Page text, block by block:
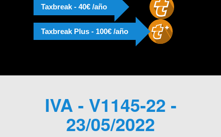
Taxbreak - 40€ /año
Taxbreak Plus - 100€ /año
IVA - V1145-22 -
23/05/2022